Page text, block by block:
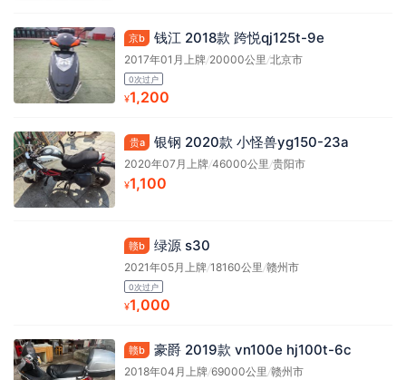
京b 钱江 2018款 跨悦qj125t-9e
2017年01月上牌/20000公里 /北京市
0次过户
¥1,200
贵a 银钢 2020款 小怪兽yg150-23a
2020年07月上牌/46000公里 /贵阳市
¥1,100
赣b 绿源 s30
2021年05月上牌/18160公里 /赣州市
0次过户
¥1,000
赣b 豪爵 2019款 vn100e hj100t-6c
2018年04月上牌/69000公里 /赣州市